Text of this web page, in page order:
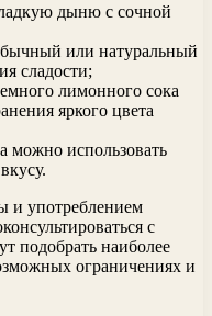
дыню с сочной
или натуральный
сладости;
лимонного сока
яркого цвета
можно использовать
и употреблением
с
подобрать наиболее
ограничениях и